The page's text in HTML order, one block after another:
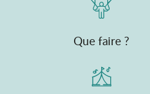
Que faire ?